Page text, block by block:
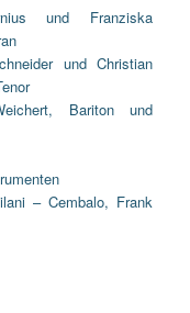
und Franziska
und Christian
Bariton und
– Cembalo, Frank